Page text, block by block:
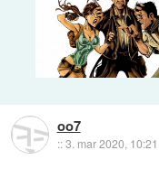
oo7
::3. mar 2020, 10:21